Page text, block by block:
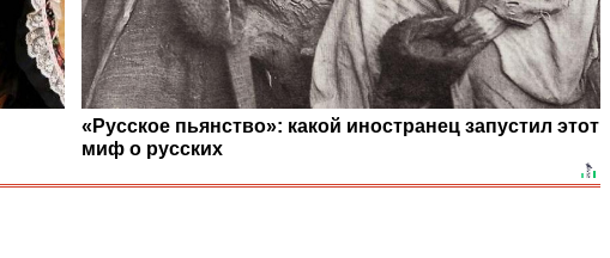
«Русское пьянство»: какой иностранец запустил этот
миф о русских